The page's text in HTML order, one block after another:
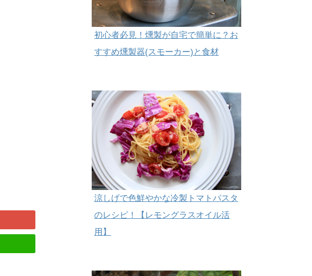
初心者必見！燻製が自宅で簡単に？お
すすめ燻製器(スモーカー)と食材
涼しげで色鮮やかな冷製トマトパスタ
のレシピ！【レモングラスオイル活
用】